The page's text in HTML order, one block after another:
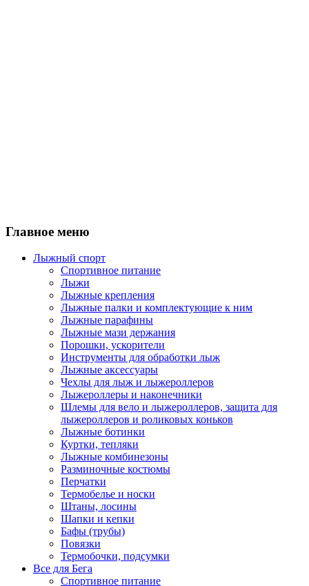
Главное меню
Лыжный спорт
Спортивное питание
Лыжи
Лыжные крепления
Лыжные палки и комплектующие к ним
Лыжные парафины
Лыжные мази держания
Порошки, ускорители
Инструменты для обработки лыж
Лыжные аксессуары
Чехлы для лыж и лыжероллеров
Лыжероллеры и наконечники
Шлемы для вело и лыжероллеров, защита для
лыжероллеров и роликовых коньков
Лыжные ботинки
Куртки, тепляки
Лыжные комбинезоны
Разминочные костюмы
Перчатки
Термобелье и носки
Штаны, лосины
Шапки и кепки
Бафы (трубы)
Повязки
Термобочки, подсумки
Все для Бега
Спортивное питание